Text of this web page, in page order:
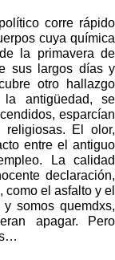
corre rápido
cuya química
la primavera de
sus largos días y
otro hallazgo
la antigüedad, se
esparcían
religiosas. El olor,
entre el antiguo
La calidad
declaración,
como el asfalto y el
somos quemdxs,
apagar. Pero